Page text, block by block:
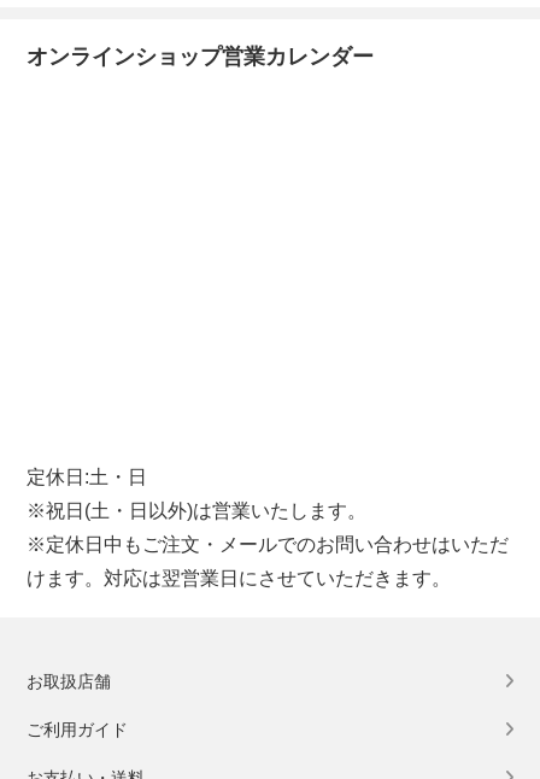
オンラインショップ営業カレンダー
定休日:土・日
※祝日(土・日以外)は営業いたします。
※定休日中もご注文・メールでのお問い合わせはいただ
けます。対応は翌営業日にさせていただきます。
お取扱店舗
ご利用ガイド